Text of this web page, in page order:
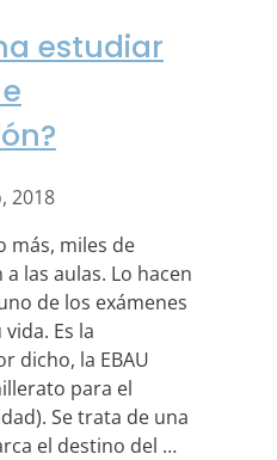
estudiar
2018
más, miles de
las aulas. Lo hacen
de los exámenes
Es la
dicho, la EBAU
para el
Se trata de una
el destino del …